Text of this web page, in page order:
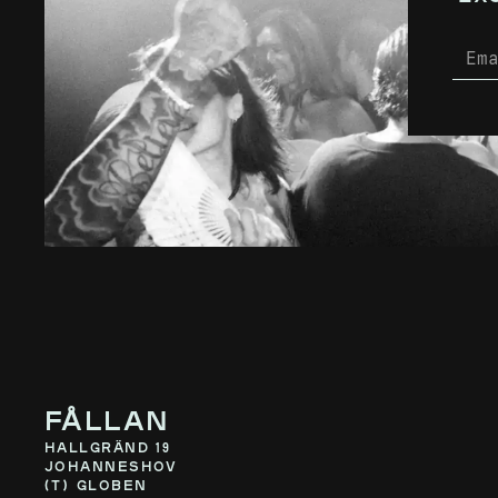
Fållan
Hallgränd 19
Johanneshov
(T) Globen